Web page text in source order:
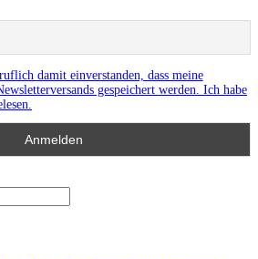
damit einverstanden, dass meine
gespeichert werden. Ich habe